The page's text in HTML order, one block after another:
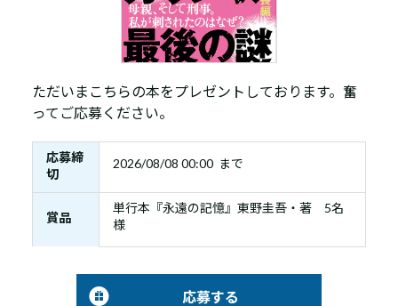
ただいまこちらの本をプレゼントしております。奮
ってご応募ください。
応募締
切
2026/08/08 00:00 まで
賞品
単行本『永遠の記憶』東野圭吾・著 5名
様
応募する